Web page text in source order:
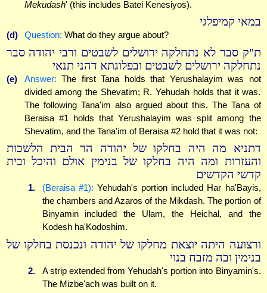
Mekudash' (this includes Batei Kenesiyos).
במאי קמיפלגי
(d) Question: What do they argue about?
ת"ק סבר לא נתחלקה ירושלים לשבטים ורבי יהודה סבר
נתחלקה ירושלים לשבטים ובפלוגתא דהני תנאי
(e) Answer: The first Tana holds that Yerushalayim was not
divided among the Shevatim; R. Yehudah holds that it was.
The following Tana'im also argued about this. The Tana of
Beraisa #1 holds that Yerushalayim was split among the
Shevatim, and the Tana'im of Beraisa #2 hold that it was not:
דתניא מה היה בחלקו של יהודה הר הבית הלשכות
והעזרות ומה היה בחלקו של בנימין אולם והיכל ובית
קדשי הקדשים
1. (Beraisa #1): Yehudah's portion included Har ha'Bayis,
the chambers and Azaros of the Mikdash. The portion of
Binyamin included the Ulam, the Heichal, and the
Kodesh ha'Kodoshim.
ורצועה היתה יוצאת מחלקו של יהודה ונכנסת בחלקו של
בנימין ובה מזבח בנוי
2.
A strip extended from Yehudah's portion into Binyamin's.
The Mizbe'ach was built on it.